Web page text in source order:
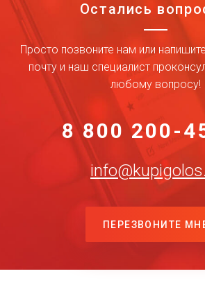
Остались
Просто позвоните нам или
почту и наш специалист
любому вопросу!
8 800 200-
ПЕРЕЗВОНИТЕ